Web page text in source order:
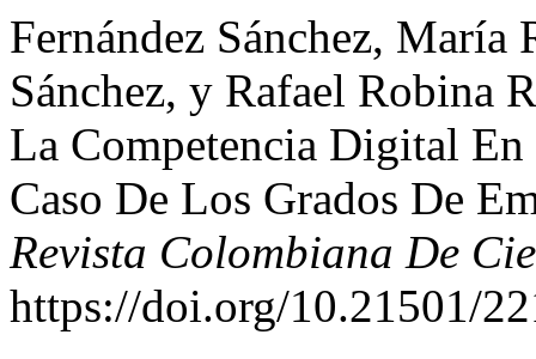
Fernández Sánchez, María
Sánchez, y Rafael Robina
La Competencia Digital
Caso De Los Grados De
Revista Colombiana De
https://doi.org/10.21501/